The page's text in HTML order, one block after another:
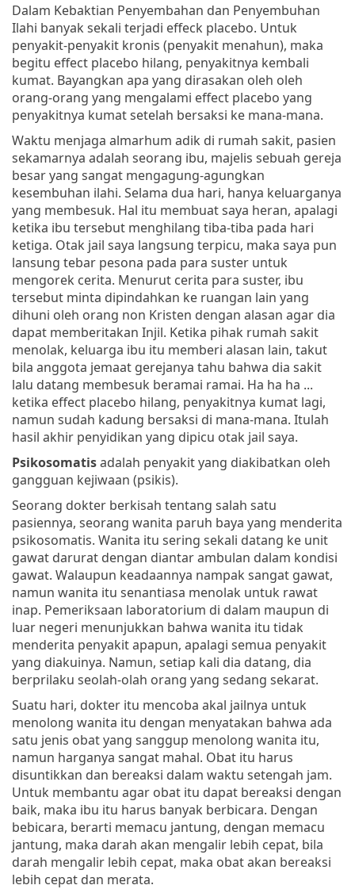
Dalam Kebaktian Penyembahan dan Penyembuhan
Ilahi banyak sekali terjadi effeck placebo. Untuk
penyakit-penyakit kronis (penyakit menahun), maka
begitu effect placebo hilang, penyakitnya kembali
kumat. Bayangkan apa yang dirasakan oleh oleh
orang-orang yang mengalami effect placebo yang
penyakitnya kumat setelah bersaksi ke mana-mana.
Waktu menjaga almarhum adik di rumah sakit, pasien
sekamarnya adalah seorang ibu, majelis sebuah gereja
besar yang sangat mengagung-agungkan
kesembuhan ilahi. Selama dua hari, hanya keluarganya
yang membesuk. Hal itu membuat saya heran, apalagi
ketika ibu tersebut menghilang tiba-tiba pada hari
ketiga. Otak jail saya langsung terpicu, maka saya pun
lansung tebar pesona pada para suster untuk
mengorek cerita. Menurut cerita para suster, ibu
tersebut minta dipindahkan ke ruangan lain yang
dihuni oleh orang non Kristen dengan alasan agar dia
dapat memberitakan Injil. Ketika pihak rumah sakit
menolak, keluarga ibu itu memberi alasan lain, takut
bila anggota jemaat gerejanya tahu bahwa dia sakit
lalu datang membesuk beramai ramai. Ha ha ha ...
ketika effect placebo hilang, penyakitnya kumat lagi,
namun sudah kadung bersaksi di mana-mana. Itulah
hasil akhir penyidikan yang dipicu otak jail saya.
Psikosomatisadalah penyakit yang diakibatkan oleh
gangguan kejiwaan (psikis).
Seorang dokter berkisah tentang salah satu
pasiennya, seorang wanita paruh baya yang menderita
psikosomatis. Wanita itu sering sekali datang ke unit
gawat darurat dengan diantar ambulan dalam kondisi
gawat. Walaupun keadaannya nampak sangat gawat,
namun wanita itu senantiasa menolak untuk rawat
inap. Pemeriksaan laboratorium di dalam maupun di
luar negeri menunjukkan bahwa wanita itu tidak
menderita penyakit apapun, apalagi semua penyakit
yang diakuinya. Namun, setiap kali dia datang, dia
berprilaku seolah-olah orang yang sedang sekarat.
Suatu hari, dokter itu mencoba akal jailnya untuk
menolong wanita itu dengan menyatakan bahwa ada
satu jenis obat yang sanggup menolong wanita itu,
namun harganya sangat mahal. Obat itu harus
disuntikkan dan bereaksi dalam waktu setengah jam.
Untuk membantu agar obat itu dapat bereaksi dengan
baik, maka ibu itu harus banyak berbicara. Dengan
bebicara, berarti memacu jantung, dengan memacu
jantung, maka darah akan mengalir lebih cepat, bila
darah mengalir lebih cepat, maka obat akan bereaksi
lebih cepat dan merata.